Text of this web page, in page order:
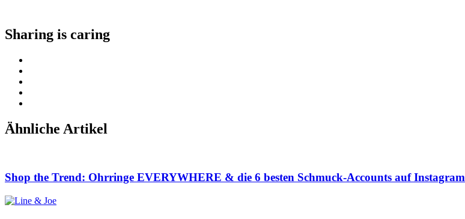
Sharing is caring
Ähnliche Artikel
Shop the Trend: Ohrringe EVERYWHERE & die 6 besten Schmuck-Accounts auf Instagram